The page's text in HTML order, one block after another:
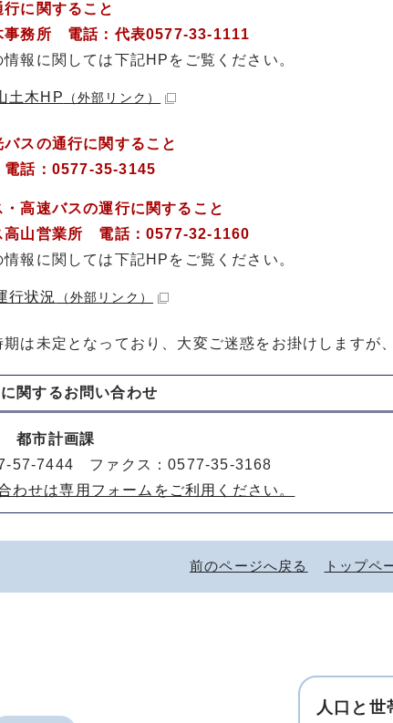
に関すること
務所 電話：代表0577-33-1111
に関しては下記HPをご覧ください。
土木HP （外部リンク）
バスの通行に関すること
：0577-35-3145
高速バスの運行に関すること
山営業所 電話：0577-32-1160
に関しては下記HPをご覧ください。
行状況 （外部リンク）
期は未定となっており、大変ご迷惑をお掛けしますが
関するお問い合わせ
都市計画課
57-7444 ファクス：0577-35-3168
わせは専用フォームをご利用ください。
前のページへ戻る トップペ
人口と世